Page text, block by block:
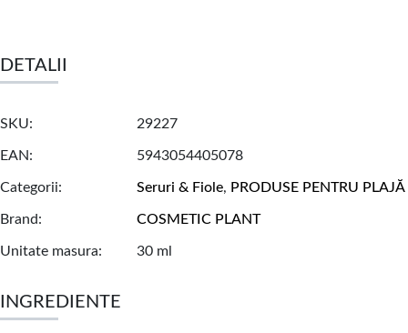
DETALII
SKU 29227
EAN 5943054405078
Categorii Seruri & Fiole, PRODUSE PENTRU PLAJĂ
Brand COSMETIC PLANT
Unitate masura 30 ml
INGREDIENTE